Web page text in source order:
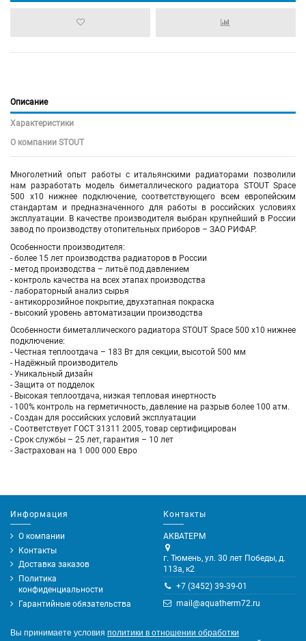
Описание
Характеристики
О компании STOUT
Многолетний опыт работы с итальянскими радиаторами позволили
нам разработать модель биметаллического радиатора STOUT Space
500 х10 нижнее подключение, соответствующего всем европейским
стандартам и предназначенного для работы в российских условиях
эксплуатации. В качестве производителя выбран крупнейший в России
завод по производству отопительных приборов – ЗАО РИФАР.
Особенности производителя:
- более 15 лет производства радиаторов в России
- метод производства – литьё под давлением
- контроль качества на всех этапах производства
- лабораторный анализ сырья
- антикоррозийное покрытие, двухэтапная покраска
- высокий уровень автоматизации производства
Особенности биметаллического радиатораSTOUT Space 500 х10 нижнее
подключение:
- Честная теплоотдача – 183 Вт для секции, высотой 500 мм
- Надёжный производитель
- Уникальный дизайн
- Защита от подделок
- Высокая теплоотдача, низкая тепловая инертность
- 100% контроль на герметичность, давление на разрыв более 100 атм.
- Создан для российских условий эксплуатации
- Соответствует ГОСТ 31311 2005, товар сертифицирован
- Срок службы – 25 лет, гарантия – 10 лет
- Застрахован на 1 000 000 Евро
Информация
О компании
Контакты
Доставка заказов
Политика
конфиденциальности
Гарантийные обязательства
Контакты
АКВАТЕРМ
г. Тюмень, ул. 30 лет Победы, д.
113а, к2
+7 (3452) 39-39-01
mail@aquatherm72.ru
Вы принимаете условия политики в отношении обработки